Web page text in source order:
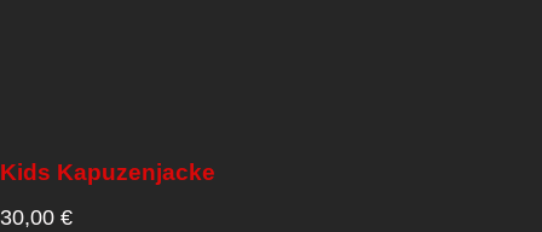
Kids Kapuzenjacke
30,00 €